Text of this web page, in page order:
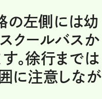
の左側には幼
クールバスか
。徐行までは
に注意しなが